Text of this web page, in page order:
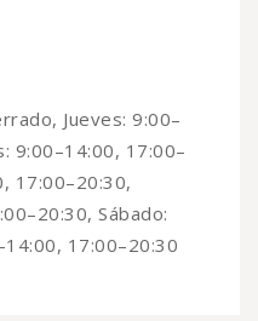
Jueves: 9:00–
9:00–14:00, 17:00–
17:00–20:30,
Sábado:
17:00–20:30